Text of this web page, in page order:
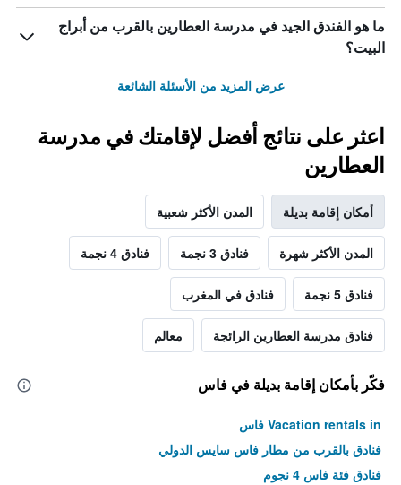
ما هو الفندق الجيد في مدرسة العطارين بالقرب من أبراج
البيت؟
عرض المزيد من الأسئلة الشائعة
اعثر على نتائج أفضل لإقامتك في مدرسة
العطارين
أمكان إقامة بديلة المدن الأكثر شعبية
المدن الأكثر شهرة فنادق 3 نجمة فنادق 4 نجمة
فنادق 5 نجمة فنادق في المغرب
فنادق مدرسة العطارين الرائجة معالم
فكّر بأمكان إقامة بديلة في فاس
Vacation rentals in فاس
فنادق بالقرب من مطار فاس سايس الدولي
فنادق فئة فاس 4 نجوم